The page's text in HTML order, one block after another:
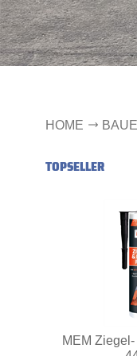
HOME
TOPSELLER
MEM